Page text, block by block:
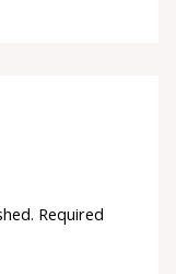
Required